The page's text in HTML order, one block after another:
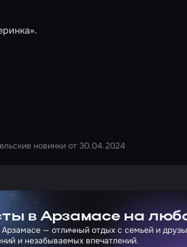
.
новинки от 30.04.2024
Сколково
в Арзамасе на
— отличный отдых с семьей и
и незабываемых впечатлений.